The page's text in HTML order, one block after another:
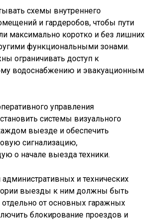
схемы внутреннего
и гардеробов, чтобы пути
максимально коротко и без лишних
функциональными зонами.
ограничивать доступ к
водоснабжению и эвакуационным
управления
системы визуального
выезде и обеспечить
сигнализацию,
о начале выезда техники.
административных и технических
выезды к ним должны быть
от основных гаражных
блокирование проездов и